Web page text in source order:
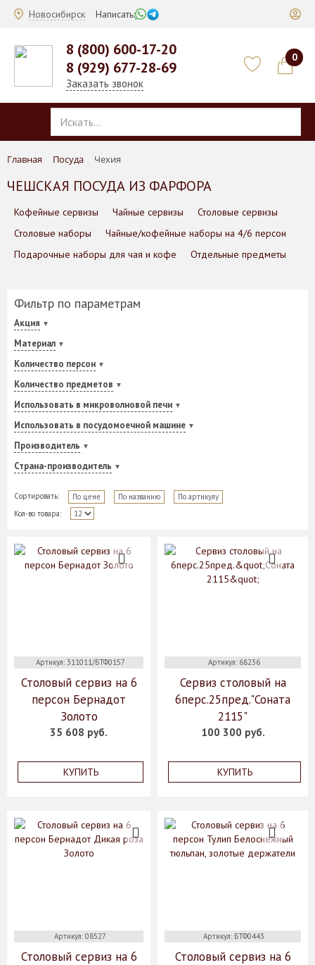
Новосибирск Написать:
8 (800) 600-17-20
8 (929) 677-28-69
Заказать звонок
0
Главная Посуда Чехия
ЧЕШСКАЯ ПОСУДА ИЗ ФАРФОРА
Кофейные сервизы Чайные сервизы
Столовые сервизы
Столовые наборы
Чайные/кофейные наборы на 4/6 персон
Подарочные наборы для чая и кофе
Отдельные предметы
Фильтр по параметрам
Акция
Материал
Количество персон
Количество предметов
Использовать в микроволновой печи
Использовать в посудомоечной машине
Производитель
Страна-производитель
Сортировать: По цене По названию
По артикулу
Кол-во товара:
Артикул: 311011/БТФ0157
Столовый сервиз на 6
персон Бернадот
Золото
35 608 руб.
КУПИТЬ
Артикул: 68236
Сервиз столовый на
6перс.25пред."Соната
2115"
100 300 руб.
КУПИТЬ
Артикул: 08527
Столовый сервиз на 6
Артикул: БТФ0443
Столовый сервиз на 6